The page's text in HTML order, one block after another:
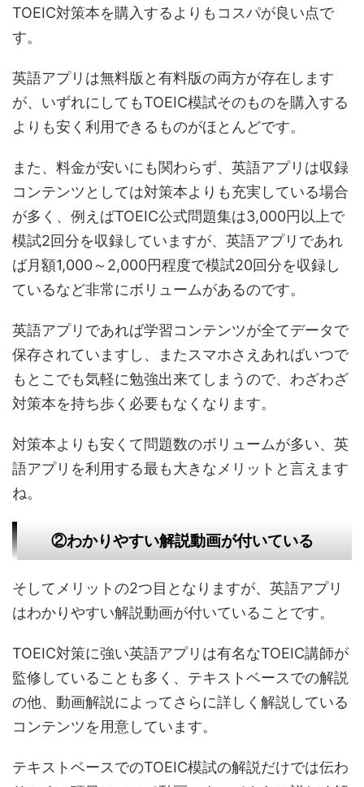
TOEIC対策本を購入するよりもコスパが良い点で
す。
英語アプリは無料版と有料版の両方が存在します
が、いずれにしてもTOEIC模試そのものを購入する
よりも安く利用できるものがほとんどです。
また、料金が安いにも関わらず、英語アプリは収録
コンテンツとしては対策本よりも充実している場合
が多く、例えばTOEIC公式問題集は3,000円以上で
模試2回分を収録していますが、英語アプリであれ
ば月額1,000～2,000円程度で模試20回分を収録し
ているなど非常にボリュームがあるのです。
英語アプリであれば学習コンテンツが全てデータで
保存されていますし、またスマホさえあればいつで
もとこでも気軽に勉強出来てしまうので、わざわざ
対策本を持ち歩く必要もなくなります。
対策本よりも安くて問題数のボリュームが多い、英
語アプリを利用する最も大きなメリットと言えます
ね。
②わかりやすい解説動画が付いている
そしてメリットの2つ目となりますが、英語アプリ
はわかりやすい解説動画が付いていることです。
TOEIC対策に強い英語アプリは有名なTOEIC講師が
監修していることも多く、テキストベースでの解説
の他、動画解説によってさらに詳しく解説している
コンテンツを用意しています。
テキストベースでのTOEIC模試の解説だけでは伝わ